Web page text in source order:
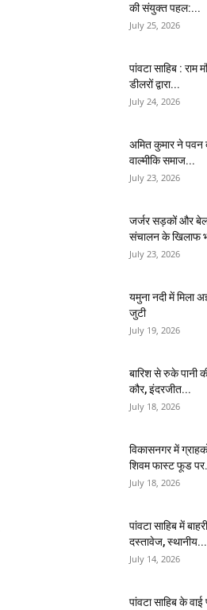
की संयुक्त पहल:...
July 25, 2026
पांवटा साहिब : राम
डीलरों द्वारा...
July 24, 2026
अमित कुमार ने पवन
वाल्मीकि समाज...
July 23, 2026
जर्जर सड़कों और
संचालन के खिलाफ
July 23, 2026
यमुना नदी में मिला
जुटी
July 19, 2026
बारिश से रुके पानी
कौर, इंदरजीत...
July 18, 2026
विकासनगर में
शिवम फास्ट फूड
July 18, 2026
पांवटा साहिब में
दस्तावेज, स्थानीय...
July 14, 2026
पांवटा साहिब के